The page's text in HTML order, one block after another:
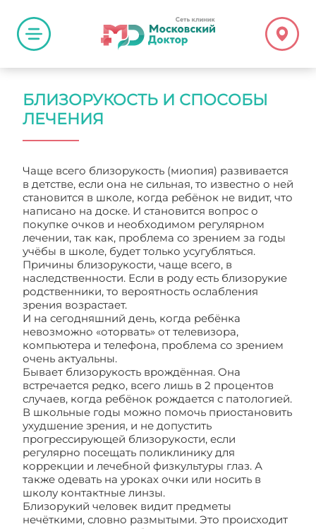
БЛИЗОРУКОСТЬ И СПОСОБЫ
ЛЕЧЕНИЯ
Чаще всего близорукость (миопия) развивается
в детстве, если она не сильная, то известно о ней
становится в школе, когда ребёнок не видит, что
написано на доске. И становится вопрос о
покупке очков и необходимом регулярном
лечении, так как, проблема со зрением за годы
учёбы в школе, будет только усугубляться.
Причины близорукости, чаще всего, в
наследственности. Если в роду есть близорукие
родственники, то вероятность ослабления
зрения возрастает.
И на сегодняшний день, когда ребёнка
невозможно «оторвать» от телевизора,
компьютера и телефона, проблема со зрением
очень актуальны.
Бывает близорукость врождённая. Она
встречается редко, всего лишь в 2 процентов
случаев, когда ребёнок рождается с патологией.
В школьные годы можно помочь приостановить
ухудшение зрения, и не допустить
прогрессирующей близорукости, если
регулярно посещать поликлинику для
коррекции и лечебной физкультуры глаз. А
также одевать на уроках очки или носить в
школу контактные линзы.
Близорукий человек видит предметы
нечёткими, словно размытыми. Это происходит